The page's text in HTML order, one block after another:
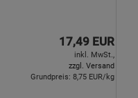
17,49 EUR
inkl. MwSt.,
zzgl. Versand
Grundpreis: 8,75 EUR/kg